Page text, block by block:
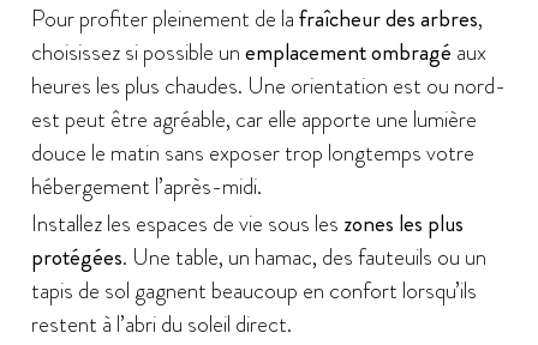
Pour profiter pleinement de lafraîcheur des arbres,
choisissez si possible unemplacement ombragé aux
heures les plus chaudes. Une orientation est ou nord-
est peut être agréable, car elle apporte une lumière
douce le matin sans exposer trop longtemps votre
hébergement l’après-midi.
Installez les espaces de vie sous les zones les plus
protégées. Une table, un hamac, des fauteuils ou un
tapis de sol gagnent beaucoup en confort lorsqu’ils
restent à l’abri du soleil direct.